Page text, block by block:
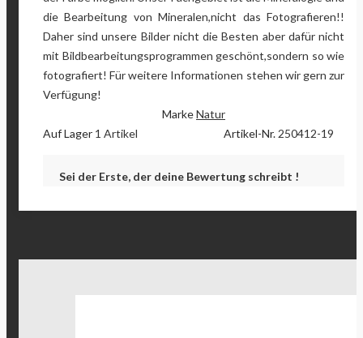
die Bearbeitung von Mineralen,nicht das Fotografieren!!
Daher sind unsere Bilder nicht die Besten aber dafür nicht
mit Bildbearbeitungsprogrammen geschönt,sondern so wie
fotografiert! Für weitere Informationen stehen wir gern zur
Verfügung!
MarkeNatur
Artikel-Nr. 250412-19
Auf Lager 1 Artikel
Sei der Erste, der deine Bewertung schreibt !